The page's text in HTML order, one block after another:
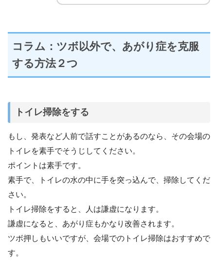
コラム：ツボ以外で、あがり症を克服
する方法２つ
トイレ掃除をする
もし、発表など人前で話すことがあるのなら、その会場の
トイレを素手でそうじしてください。
ポイントは素手です。
素手で、トイレの水の中に手を突っ込んで、掃除してくだ
さい。
トイレ掃除をすると、人は謙虚になります。
謙虚になると、あがり症もかなり改善されます。
ツボ押しもいいですが、会場でのトイレ掃除はおすすめで
す。